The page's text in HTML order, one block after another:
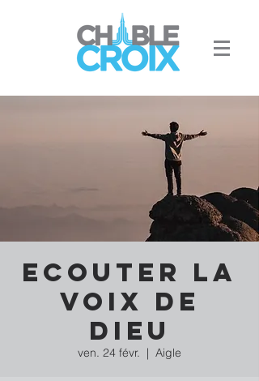
Ecouter la
voix de
Dieu
ven. 24 févr.
  |
Aigle